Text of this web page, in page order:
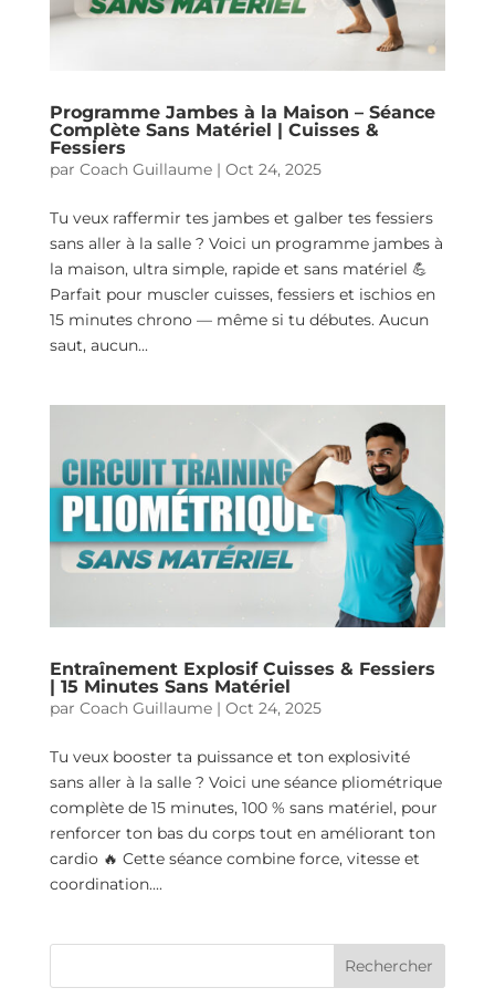
Programme Jambes à la Maison – Séance
Complète Sans Matériel | Cuisses &
Fessiers
par Coach Guillaume| Oct 24, 2025
Tu veux raffermir tes jambes et galber tes fessiers
sans aller à la salle ? Voici un programme jambes à
la maison, ultra simple, rapide et sans matériel 💪
Parfait pour muscler cuisses, fessiers et ischios en
15 minutes chrono — même si tu débutes. Aucun
saut, aucun...
Entraînement Explosif Cuisses & Fessiers
| 15 Minutes Sans Matériel
par Coach Guillaume| Oct 24, 2025
Tu veux booster ta puissance et ton explosivité
sans aller à la salle ? Voici une séance pliométrique
complète de 15 minutes, 100 % sans matériel, pour
renforcer ton bas du corps tout en améliorant ton
cardio 🔥 Cette séance combine force, vitesse et
coordination....
Rechercher